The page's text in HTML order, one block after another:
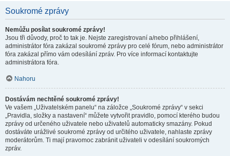
Soukromé zprávy
Nemůžu posílat soukromé zprávy!
Jsou tři důvody, proč to tak je. Nejste zaregistrovaní a/nebo přihlášení,
administrátor fóra zakázal soukromé zprávy pro celé fórum, nebo administrátor
fóra zakázal přímo vám odesílání zpráv. Pro více informací kontaktujte
administrátora fóra.
Nahoru
Dostávám nechtěné soukromé zprávy!
Ve vašem „Uživatelském panelu“ na záložce „Soukromé zprávy“ v sekci
„Pravidla, složky a nastavení“ můžete vytvořit pravidlo, pomocí kterého budou
zprávy od určeného uživatele nebo uživatelů automaticky smazány. Pokud
dostáváte urážlivé soukromé zprávy od určitého uživatele, nahlaste zprávy
moderátorům. Ti mají pravomoc zabránit uživateli v odesílání soukromých
zpráv.